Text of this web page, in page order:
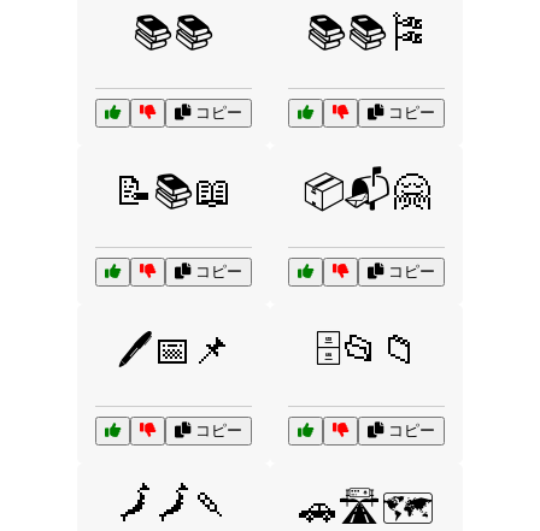
📚📚
コピー
📚📚🎏
コピー
📝📚📖
コピー
📦📬🤗
コピー
🖊️📅📌
コピー
🗄️📂📁
コピー
🗾🗾🍡 🚗🛣️🗺️